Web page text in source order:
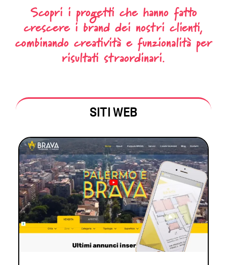
Scopri i progetti che hanno fatto
crescere i brand dei nostri clienti,
combinando creatività e funzionalità per
risultati straordinari.
SITI WEB